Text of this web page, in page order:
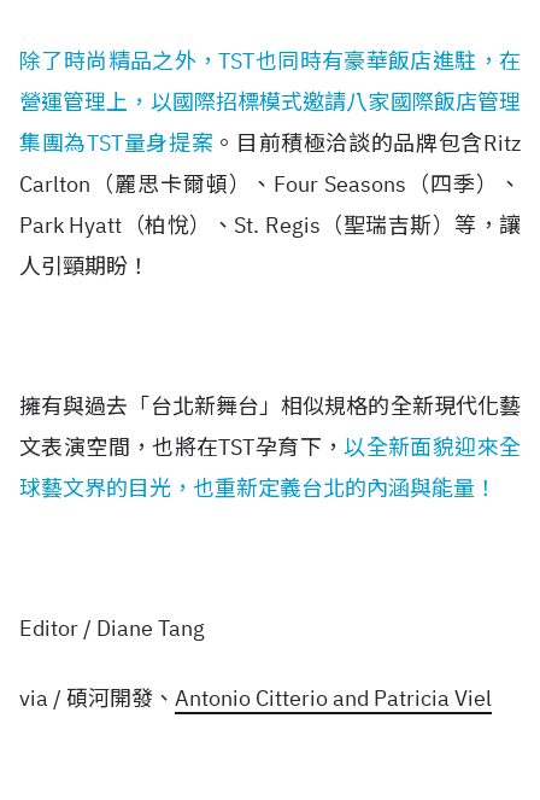
除了時尚精品之外，TST也同時有豪華飯店進駐，在
營運管理上，以國際招標模式邀請八家國際飯店管理
集團為TST量身提案 。目前積極洽談的品牌包含Ritz
Carlton（麗思卡爾頓）、Four Seasons（四季）、
Park Hyatt（柏悅）、St. Regis（聖瑞吉斯） 等，讓
人引頸期盼！
擁有與過去「台北新舞台」相似規格的全新現代化藝
文表演空間，也將在TST孕育下，以全新面貌迎來全
球藝文界的目光，也重新定義台北的內涵與能量！
Editor / Diane Tang
via / 碩河開發、 Antonio Citterio and Patricia Viel